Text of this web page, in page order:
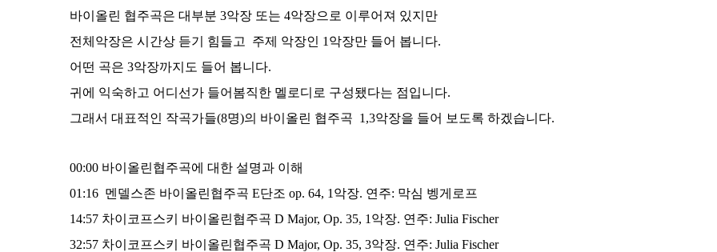
바이올린 협주곡은 대부분 3악장 또는 4악장으로 이루어져 있지만
전체악장은 시간상 듣기 힘들고 주제 악장인 1악장만 들어 봅니다.
어떤 곡은 3악장까지도 들어 봅니다.
귀에 익숙하고 어디선가 들어봄직한 멜로디로 구성됐다는 점입니다.
그래서 대표적인 작곡가들(8명)의 바이올린 협주곡 1,3악장을 들어 보도록 하겠습니다.
00:00 바이올린협주곡에 대한 설명과 이해
01:16 멘델스존 바이올린협주곡 E단조 op. 64, 1악장. 연주: 막심 벵게로프
14:57 차이코프스키 바이올린협주곡 D Major, Op. 35, 1악장. 연주: Julia Fischer
32:57 차이코프스키 바이올린협주곡 D Major, Op. 35, 3악장. 연주: Julia Fischer